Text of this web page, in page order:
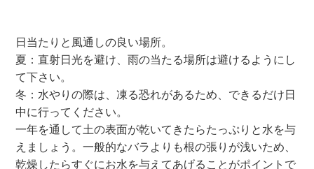
日当たりと風通しの良い場所。
夏：直射日光を避け、雨の当たる場所は避けるようにし
て下さい。
冬：水やりの際は、凍る恐れがあるため、できるだけ日
中に行ってください。
一年を通して土の表面が乾いてきたらたっぷりと水を与
えましょう。一般的なバラよりも根の張りが浅いため、
乾燥したらすぐにお水を与えてあげることがポイントで